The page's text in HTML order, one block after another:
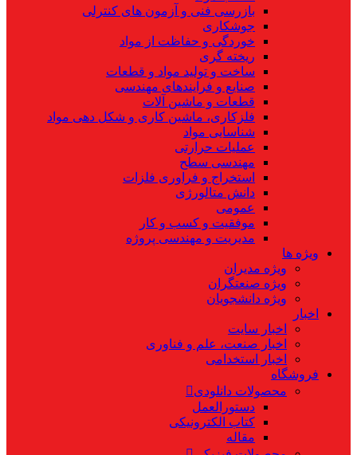
بازرسی فنی و آزمون های کنترلی
جوشکاری
خوردگی و حفاظت از مواد
ریخته گری
ساخت و تولید مواد و قطعات
صنایع و فرایندهای مهندسی
قطعات و ماشین آلات
فلزکاری، ماشین کاری و شکل دهی مواد
شناسایی مواد
عملیات حرارتی
مهندسی سطح
استخراج و فراوری فلزات
دانش متالورژی
عمومی
موفقیت و کسب و کار
مدیریت و مهندسی پروژه
ویژه ها
ویژه مدیران
ویژه صنعتگران
ویژه دانشجویان
اخبار
اخبار سایت
اخبار صنعت، علم و فناوری
اخبار استخدامی
فروشگاه
محصولات دانلودی
دستورالعمل
کتاب الکترونیکی
مقاله